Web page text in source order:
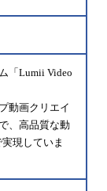
「Lumii Video
動画クリエイ
、高品質な動
現していま